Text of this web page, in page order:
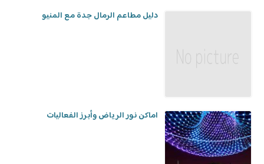
دليل مطاعم الرمال جدة مع المنيو
اماكن نور الرياض وأبرز الفعاليات